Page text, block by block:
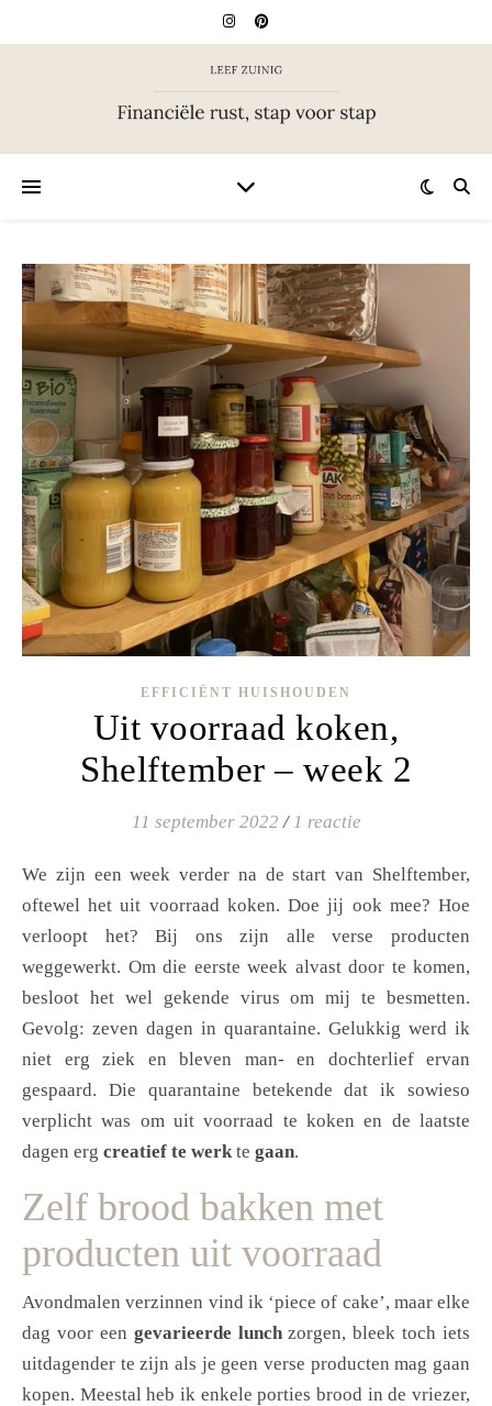
EFFICIËNT HUISHOUDEN
Uit voorraad koken,
Shelftember – week 2
11 september 2022 / 1 reactie
We zijn een week verder na de start van Shelftember,
oftewel het uit voorraad koken. Doe jij ook mee? Hoe
verloopt het? Bij ons zijn alle verse producten
weggewerkt. Om die eerste week alvast door te komen,
besloot het wel gekende virus om mij te besmetten.
Gevolg: zeven dagen in quarantaine. Gelukkig werd ik
niet erg ziek en bleven man- en dochterlief ervan
gespaard. Die quarantaine betekende dat ik sowieso
verplicht was om uit voorraad te koken en de laatste
dagen erg creatief te werkte gaan.
Zelf brood bakken met
producten uit voorraad
Avondmalen verzinnen vind ik ‘piece of cake’, maar elke
dag voor een gevarieerde lunchzorgen, bleek toch iets
uitdagender te zijn als je geen verse producten mag gaan
kopen. Meestal heb ik enkele porties brood in de vriezer,